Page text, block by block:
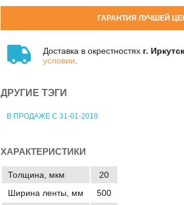
ГАРАНТИЯ ЛУЧШЕЙ
Доставка в окрестностях г. Иркутск
условии
ДРУГИЕ ТЭГИ
В ПРОДАЖЕ С 31-01-2019
ХАРАКТЕРИСТИКИ
Толщина, мкм
20
Ширина ленты, мм
500